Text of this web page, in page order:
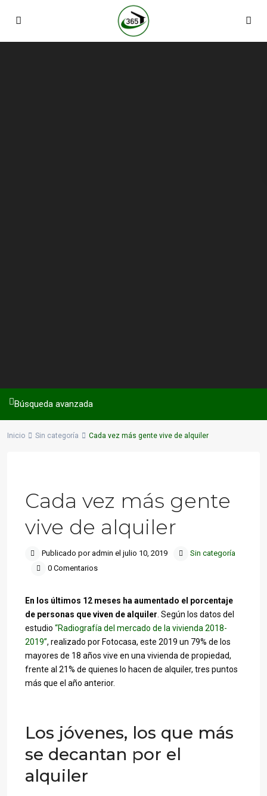
Búsqueda avanzada
Inicio Sin categoría Cada vez más gente vive de alquiler
Cada vez más gente
vive de alquiler
Publicado por admin el julio 10, 2019
Sin categoría
0 Comentarios
En los últimos 12 meses ha aumentado el porcentaje
de personas que viven de alquiler . Según los datos del
estudio “Radiografía del mercado de la vivienda 2018-
2019”, realizado por Fotocasa, este 2019 un 79% de los
mayores de 18 años vive en una vivienda de propiedad,
frente al 21% de quienes lo hacen de alquiler, tres puntos
más que el año anterior.
Los jóvenes, los que más
se decantan por el
alquiler